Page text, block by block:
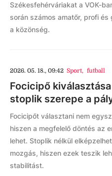
Székesfehérváriakat a VOK-
során számos amatőr, profi
a közönség.
2026. 05. 18., 09:42 Sport, futball
Focicipő
stoplik szerepe a
Focicipőt választani nem
hiszen a megfelelő döntés az
lehet. Stoplik nélkül
mozgás, hiszen ezek teszik
stabilitást.